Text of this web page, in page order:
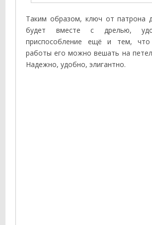
Таким образом, ключ от патрона
будет вместе с дрелью,
приспособление ещё и тем,
работы его можно вешать на
Надежно, удобно, элигантно.